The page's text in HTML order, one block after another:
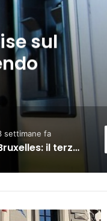
2 settimane fa
Bruxelles: il terzo Consiglio sul commercio Ue-India, partnership rafforzata
3 giorni fa